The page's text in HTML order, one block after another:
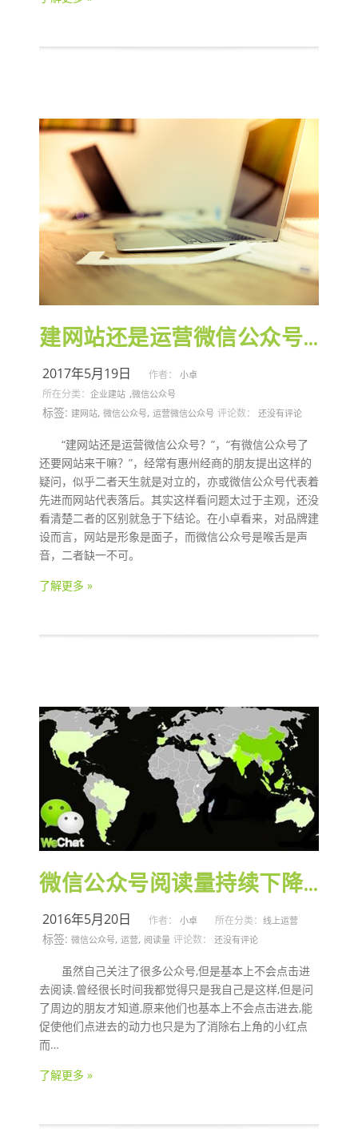
建网站还是运营微信公众号？
2017年5月19日 作者： 小卓
所在分类： 企业建站 ,微信公众号
标签: 建网站, 微信公众号, 运营微信公众号 评论数： 还没有评论
“建网站还是运营微信公众号？”，“有微信公众号了
还要网站来干嘛？”，经常有惠州经商的朋友提出这样的
疑问，似乎二者天生就是对立的，亦或微信公众号代表着
先进而网站代表落后。其实这样看问题太过于主观，还没
看清楚二者的区别就急于下结论。在小卓看来，对品牌建
设而言，网站是形象是面子，而微信公众号是喉舌是声
音，二者缺一不可。
了解更多 »
微信公众号阅读量持续下降怎么办？
2016年5月20日 作者： 小卓 所在分类： 线上运营
标签: 微信公众号, 运营, 阅读量 评论数： 还没有评论
虽然自己关注了很多公众号,但是基本上不会点击进
去阅读.曾经很长时间我都觉得只是我自己是这样,但是问
了周边的朋友才知道,原来他们也基本上不会点击进去,能
促使他们点进去的动力也只是为了消除右上角的小红点
而…
了解更多 »